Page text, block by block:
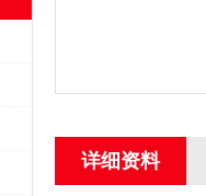
详细资料